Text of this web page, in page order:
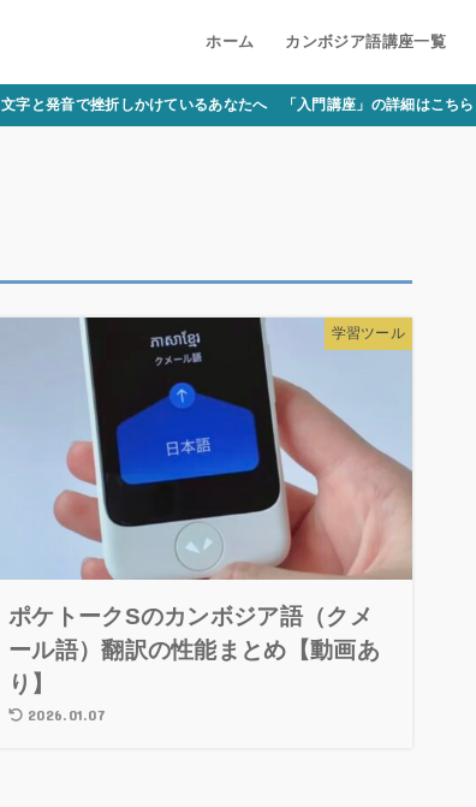
ホーム カンボジア語講座一覧
文字と発音で挫折しかけているあなたへ 「入門講座」の詳細はこちら
学習ツール
ポケトークSのカンボジア語（クメ
ール語）翻訳の性能まとめ【動画あ
り】
2026.01.07